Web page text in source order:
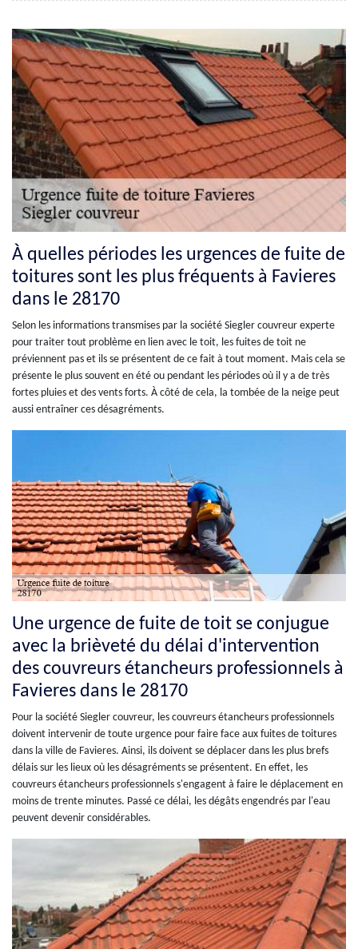
À quelles périodes les urgences de fuite de
toitures sont les plus fréquents à Favieres
dans le 28170
Selon les informations transmises par la société Siegler couvreur experte
pour traiter tout problème en lien avec le toit, les fuites de toit ne
préviennent pas et ils se présentent de ce fait à tout moment. Mais cela se
présente le plus souvent en été ou pendant les périodes où il y a de très
fortes pluies et des vents forts. À côté de cela, la tombée de la neige peut
aussi entraîner ces désagréments.
Une urgence de fuite de toit se conjugue
avec la brièveté du délai d'intervention
des couvreurs étancheurs professionnels à
Favieres dans le 28170
Pour la société Siegler couvreur, les couvreurs étancheurs professionnels
doivent intervenir de toute urgence pour faire face aux fuites de toitures
dans la ville de Favieres. Ainsi, ils doivent se déplacer dans les plus brefs
délais sur les lieux où les désagréments se présentent. En effet, les
couvreurs étancheurs professionnels s'engagent à faire le déplacement en
moins de trente minutes. Passé ce délai, les dégâts engendrés par l'eau
peuvent devenir considérables.